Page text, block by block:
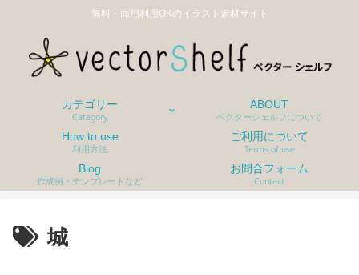
無料・商用利用OKのイラスト素材サイト
カテゴリー
Category
ABOUT
ベクターシェルフについて
How to use
利用方法
ご利用について
Terms of use
Blog
作成例・テンプレートなど
お問合フォーム
Contact
城